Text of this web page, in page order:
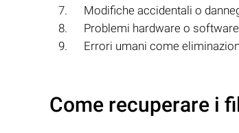
Modifiche accidentali o
Problemi hardware o
Errori umani come
Come recuperare i